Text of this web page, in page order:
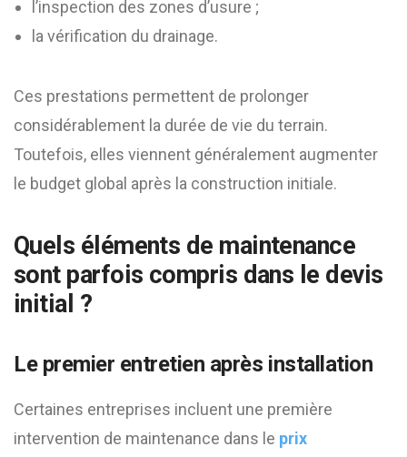
l’inspection des zones d’usure ;
la vérification du drainage.
Ces prestations permettent de prolonger
considérablement la durée de vie du terrain.
Toutefois, elles viennent généralement augmenter
le budget global après la construction initiale.
Quels éléments de maintenance
sont parfois compris dans le devis
initial ?
Le premier entretien après installation
Certaines entreprises incluent une première
intervention de maintenance dans le prix